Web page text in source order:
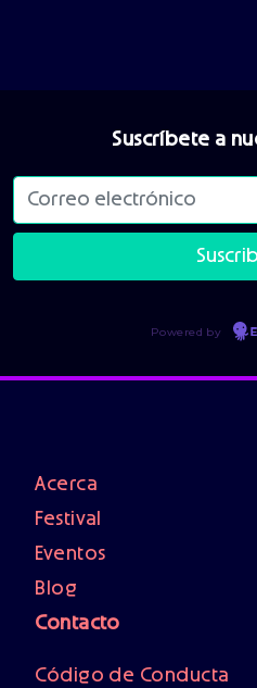
Suscríbete a
Powered by
Acerca
Festival
Eventos
Blog
Contacto
Código de Conducta